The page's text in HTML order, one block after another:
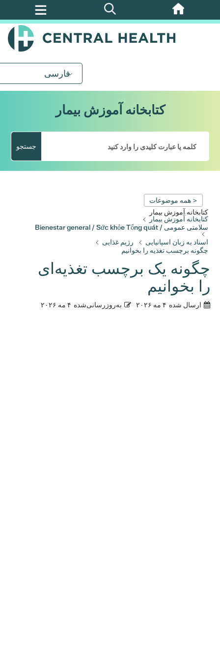
پرش
فارسی
کتابخانه آموزش بیمار
جستجو
< همه موضوعات
کتابخانه آموزش بیمار
کتابخانه آموزش بیمار
سلامتی عمومی / Bienestar general / Sức khỏe Tổng quát
اسناد به زبان اسپانیایی
رژیم غذایی
چگونه برچسب تغذیه را بخوانیم
چگونه یک برچسب تغذیه‌ای
را بخوانیم
ارسال شده ۴ مه ۲۰۲۶ به‌روزرسانی‌شده ۴ مه ۲۰۲۶